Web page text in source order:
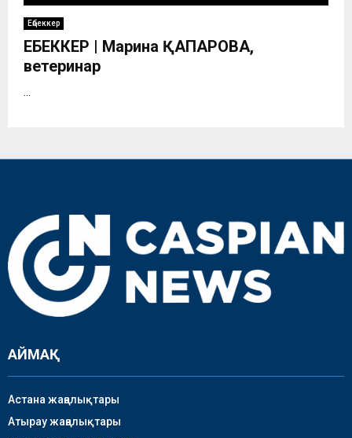
Еңбеккер
ЕҢБЕККЕР | Марина ҚАПАРОВА,
ветеринар
АЙМАҚ
Астана жаңалықтары
Атырау жаңалықтары